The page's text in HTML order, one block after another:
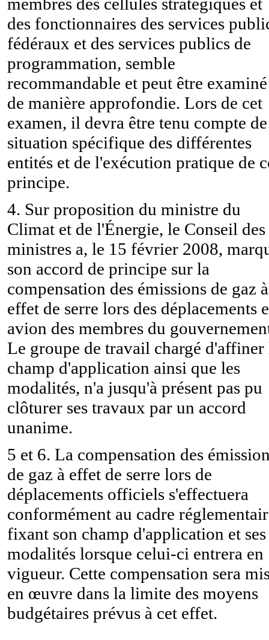
des fonctionnaires des services
fédéraux et des services publics de
programmation, semble
recommandable et peut être examiné
de manière approfondie. Lors de cet
examen, il devra être tenu compte
situation spécifique des différentes
entités et de l'exécution pratique de
principe.
4. Sur proposition du ministre du
Climat et de l'Énergie, le Conseil des
ministres a, le 15 février 2008,
son accord de principe sur la
compensation des émissions de gaz à
effet de serre lors des déplacements
avion des membres du
Le groupe de travail chargé d'affiner
champ d'application ainsi que les
modalités, n'a jusqu'à présent pas pu
clôturer ses travaux par un accord
unanime.
5 et 6. La compensation des
de gaz à effet de serre lors de
déplacements officiels s'effectuera
conformément au cadre
fixant son champ d'application et ses
modalités lorsque celui-ci entrera en
vigueur. Cette compensation sera
en œuvre dans la limite des moyens
budgétaires prévus à cet effet.